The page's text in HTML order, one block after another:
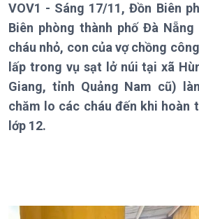
Giới thiệu
Thời
Thời
Thời
Thời
Thời
Bản
VOV1 - Sáng 17/11, Đồn Biên
Biên phòng thành phố Đà
cháu nhỏ, con của vợ chồng
lấp trong vụ sạt lở núi tại xã
Giang, tỉnh Quảng Nam cũ)
chăm lo các cháu đến khi hoàn
lớp 12.